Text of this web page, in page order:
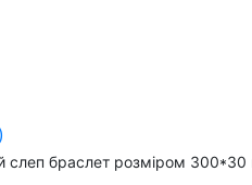
слеп браслет розміром